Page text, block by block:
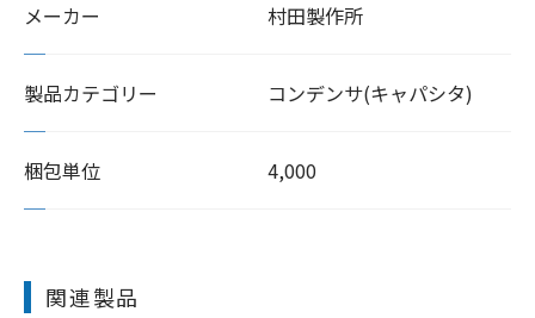
メーカー 村田製作所
製品カテゴリー コンデンサ(キャパシタ)
梱包単位 4,000
関連製品